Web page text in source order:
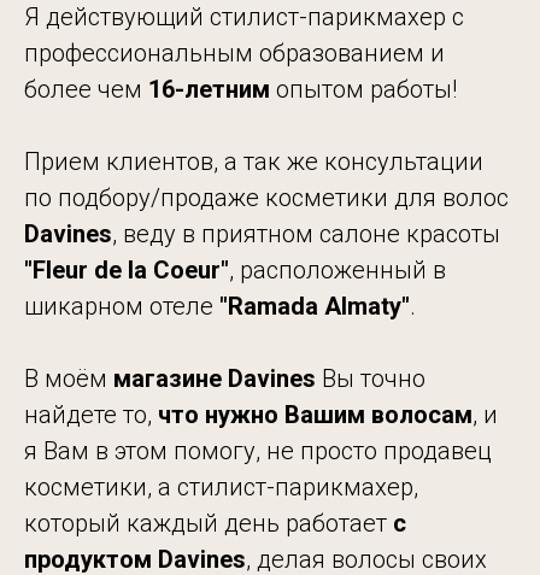
Я действующий стилист-парикмахер с
профессиональным образованием и
более чем 16-летним опытом работы!
Прием клиентов, а так же консультации
по подбору/продаже косметики для волос
Davines, веду в приятном салоне красоты
"Fleur de la Coeur", расположенный в
шикарном отеле "Ramada Almaty".
В моём магазине Davines Вы точно
найдете то, что нужно Вашим волосам, и
я Вам в этом помогу, не просто продавец
косметики, а стилист-парикмахер,
который каждый день работает с
продуктом Davines, делая волосы своих